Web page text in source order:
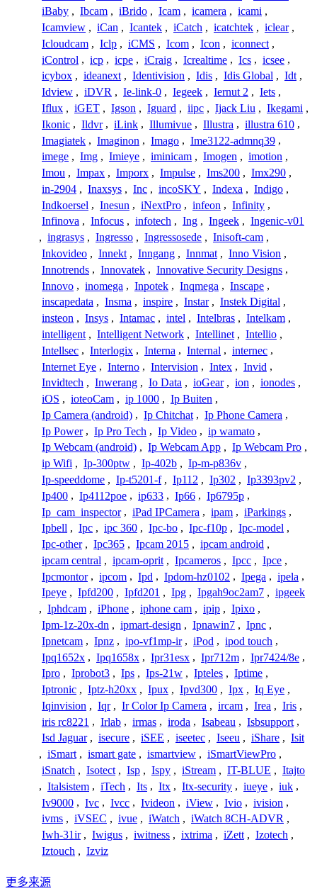
iBaby , Ibcam , iBrido , Icam , icamera , icami ,
Icamview , iCan , Icantek , iCatch , icatchtek , iclear ,
Icloudcam , Iclp , iCMS , Icom , Icon , iconnect ,
iControl , icp , icpe , iCraig , Icrealtime , Ics , icsee ,
icybox , ideanext , Identivision , Idis , Idis Global , Idt ,
Idview , iDVR , Ie-link-0 , Iegeek , Iernut 2 , Iets ,
Iflux , iGET , Igson , Iguard , iipc , Ijack Liu , Ikegami ,
Ikonic , Ildvr , iLink , Illumivue , Illustra , illustra 610 ,
Imagiatek , Imaginon , Imago , Ime3122-admnq39 ,
imege , Img , Imieye , iminicam , Imogen , imotion ,
Imou , Impax , Imporx , Impulse , Ims200 , Imx290 ,
in-2904 , Inaxsys , Inc , incoSKY , Indexa , Indigo ,
Indkoersel , Inesun , iNextPro , infeon , Infinity ,
Infinova , Infocus , infotech , Ing , Ingeek , Ingenic-v01
, ingrasys , Ingresso , Ingressosede , Inisoft-cam ,
Inkovideo , Innekt , Inngang , Innmat , Inno Vision ,
Innotrends , Innovatek , Innovative Security Designs ,
Innovo , inomega , Inpotek , Inqmega , Inscape ,
inscapedata , Insma , inspire , Instar , Instek Digital ,
insteon , Insys , Intamac , intel , Intelbras , Intelkam ,
intelligent , Intelligent Network , Intellinet , Intellio ,
Intellsec , Interlogix , Interna , Internal , internec ,
Internet Eye , Interno , Intervision , Intex , Invid ,
Invidtech , Inwerang , Io Data , ioGear , ion , ionodes ,
iOS , ioteoCam , ip 1000 , Ip Buiten ,
Ip Camera (android) , Ip Chitchat , Ip Phone Camera ,
Ip Power , Ip Pro Tech , Ip Video , ip wamato ,
Ip Webcam (android) , Ip Webcam App , Ip Webcam Pro ,
ip Wifi , Ip-300ptw , Ip-402b , Ip-m-p836v ,
Ip-speeddome , Ip-t5201-f , Ip112 , Ip302 , Ip3393pv2 ,
Ip400 , Ip4112poe , ip633 , Ip66 , Ip6795p ,
Ip_cam_inspector , iPad IPCamera , ipam , iParkings ,
Ipbell , Ipc , ipc 360 , Ipc-bo , Ipc-f10p , Ipc-model ,
Ipc-other , Ipc365 , Ipcam 2015 , ipcam android ,
ipcam central , ipcam-oprit , Ipcameros , Ipcc , Ipce ,
Ipcmontor , ipcom , Ipd , Ipdom-hz0102 , Ipega , ipela ,
Ipeye , Ipfd200 , Ipfd201 , Ipg , Ipgah9oc2am7 , ipgeek
, Iphdcam , iPhone , iphone cam , ipip , Ipixo ,
Ipm-1z-20x-dn , ipmart-design , Ipnawin7 , Ipnc ,
Ipnetcam , Ipnz , ipo-vf1mp-ir , iPod , ipod touch ,
Ipq1652x , Ipq1658x , Ipr31esx , Ipr712m , Ipr7424/8e ,
Ipro , Iprobot3 , Ips , Ips-21w , Ipteles , Iptime ,
Iptronic , Iptz-h20xx , Ipux , Ipvd300 , Ipx , Iq Eye ,
Iqinvision , Iqr , Ir Color Ip Camera , ircam , Irea , Iris ,
iris rc8221 , Irlab , irmas , iroda , Isabeau , Isbsupport ,
Isd Jaguar , isecure , iSEE , iseetec , Iseeu , iShare , Isit
, iSmart , ismart gate , ismartview , iSmartViewPro ,
iSnatch , Isotect , Isp , Ispy , iStream , IT-BLUE , Itajto
, Italsistem , iTech , Its , Itx , Itx-security , iueye , iuk ,
Iv9000 , Ivc , Ivcc , Ivideon , iView , Ivio , ivision ,
ivms , iVSEC , ivue , iWatch , iWatch 8CH-ADVR ,
Iwh-31ir , Iwigus , iwitness , ixtrima , iZett , Izotech ,
Iztouch , Izviz
更多来源